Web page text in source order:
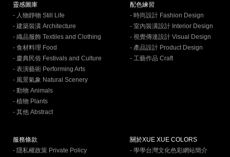
靈感圖庫
- 人物靜物 Still Life
- 建築裝潢 Architecture
- 織品服飾 Textiles and Clothing
- 食材料理 Food
- 慶典民俗 Festivals and Culture
- 表演藝術 Performing Arts
- 風景氣象 Natural Scenery
- 動物 Animals
- 植物 Plants
- 其他 Abstract
配色練習
- 時尚設計 Fashion Design
- 室內裝潢設計 Interior Design
- 視覺傳達設計 Visual Design
- 產品設計 Product Design
- 工藝作品 Craft
服務條款
- 隱私權政策 Private Policy
關於XUE XUE COLORS
- 學學台灣文化色彩網站簡介